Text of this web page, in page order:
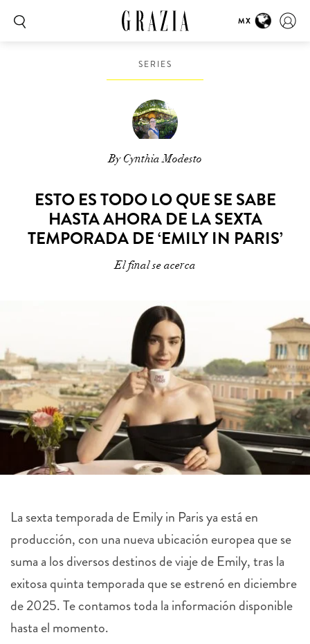
MX
SERIES
By Cynthia Modesto
ESTO ES TODO LO QUE SE SABE
HASTA AHORA DE LA SEXTA
TEMPORADA DE ‘EMILY IN PARIS’
El final se acerca
La sexta temporada de Emily in Paris ya está en
producción, con una nueva ubicación europea que se
suma a los diversos destinos de viaje de Emily, tras la
exitosa quinta temporada que se estrenó en diciembre
de 2025. Te contamos toda la información disponible
hasta el momento.